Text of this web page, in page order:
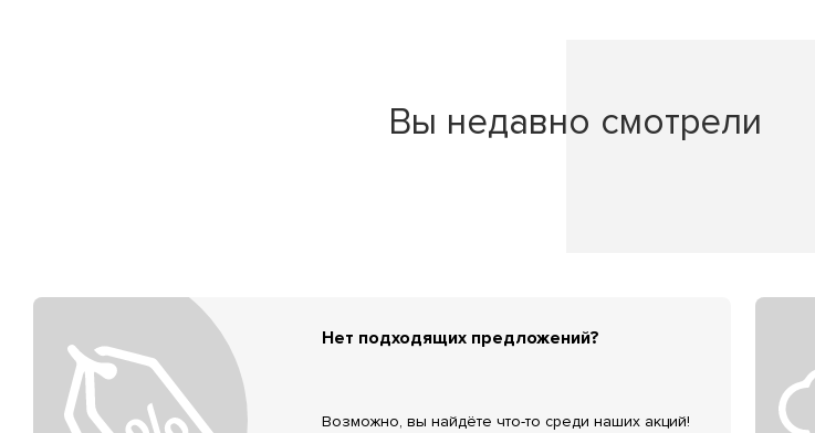
Вы недавно смотрели
Нет подходящих предложений?
Возможно, вы найдёте что-то среди наших акций!